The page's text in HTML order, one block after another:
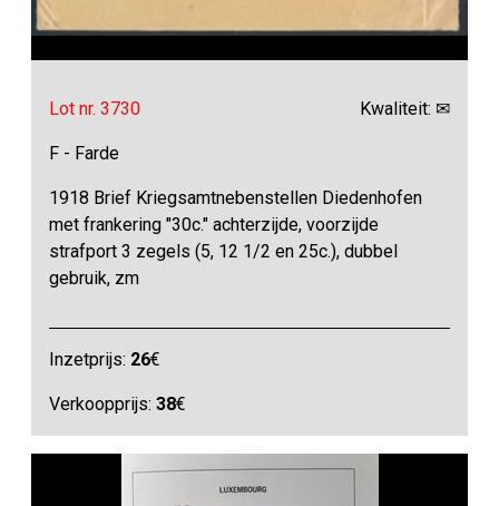
Lot nr. 3730 Kwaliteit: ✉
F - Farde
1918 Brief Kriegsamtnebenstellen Diedenhofen
met frankering "30c." achterzijde, voorzijde
strafport 3 zegels (5, 12 1/2 en 25c.), dubbel
gebruik, zm
Inzetprijs: 26€
Verkoopprijs:38€